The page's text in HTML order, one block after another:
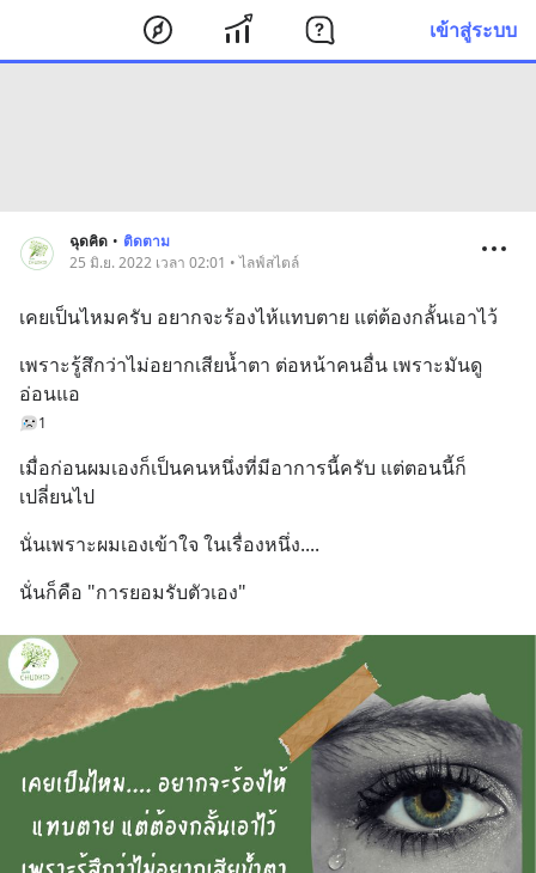
เข้าสู่ระบบ
ฉุดคิด • ติดตาม
25 มิ.ย. 2022 เวลา 02:01 • ไลฟ์สไตล์
เคยเป็นไหมครับ อยากจะร้องไห้แทบตาย แต่ต้องกลั้นเอาไว้
เพราะรู้สึกว่าไม่อยากเสียน้ำตา ต่อหน้าคนอื่น เพราะมันดู
อ่อนแอ
1
เมื่อก่อนผมเองก็เป็นคนหนึ่งที่มีอาการนี้ครับ แต่ตอนนี้ก็
เปลี่ยนไป
นั่นเพราะผมเองเข้าใจ ในเรื่องหนึ่ง....
นั่นก็คือ "การยอมรับตัวเอง"